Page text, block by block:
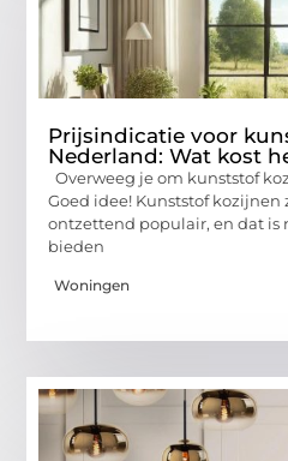
Prijsindicatie voor
Nederland: Wat kost
Overweeg je om kunststof
Goed idee! Kunststof
ontzettend populair, en dat is
bieden
Woningen